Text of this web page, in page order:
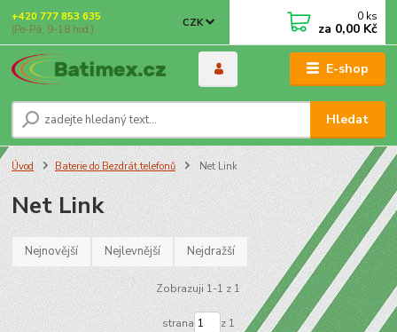
E-shop
CZK
Hledat
+420 777 853 635
(Po-Pá, 9-18 hod.)
0 ks
za 0,00 Kč
Úvod Baterie do Bezdrát.telefonů Net Link
Net Link
Nejnovější Nejlevnější Nejdražší
Zobrazuji 1-1 z 1
strana z 1